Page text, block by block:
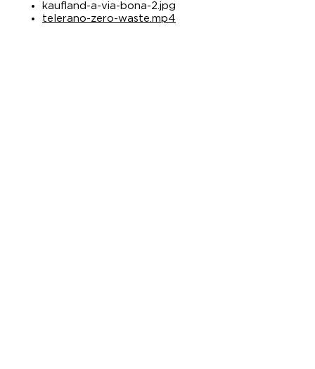
kaufland-a-via-bona-2.jpg
telerano-zero-waste.mp4